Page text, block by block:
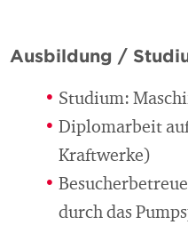
Ausbildung /
Studium:
Diplomarbeit
Kraftwerke)
durch das